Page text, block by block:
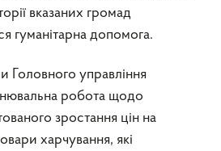
вказаних громад
гуманітарна допомога.
Головного управління
робота щодо
зростання цін на
харчування, які